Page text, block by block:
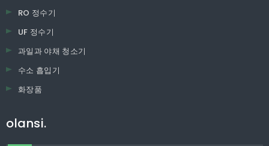
RO 정수기
UF 정수기
과일과 야채 청소기
수소 흡입기
화장품
olansi.